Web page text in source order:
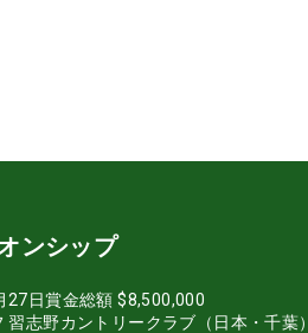
ンシップ
27日賞金総額 $8,500,000
志野カントリークラブ（日本・千葉）